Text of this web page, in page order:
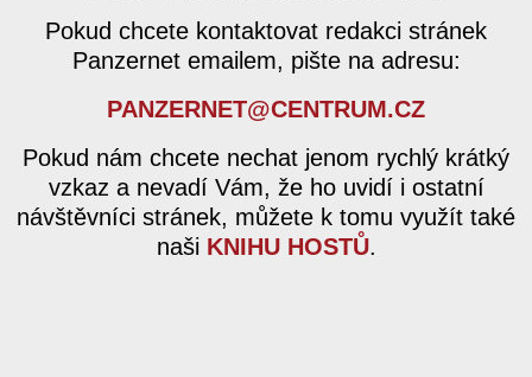
Pokud chcete kontaktovat redakci stránek
Panzernet emailem, pište na adresu:
PANZERNET@CENTRUM.CZ
Pokud nám chcete nechat jenom rychlý krátký
vzkaz a nevadí Vám, že ho uvidí i ostatní
návštěvníci stránek, můžete k tomu využít také
naši KNIHU HOSTŮ.